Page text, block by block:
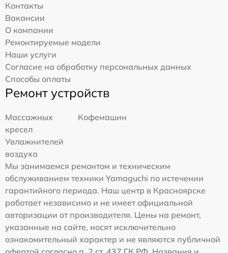
Контакты
Вакансии
О компании
Ремонтируемые модели
Наши услуги
Согласие на обработку персональных данных
Способы оплаты
Ремонт устройств
Массажных
кресел
Кофемашин
Увлажнителей
воздуха
Мы занимаемся ремонтом и техническим
обслуживанием техники Yamaguchi по истечении
гарантийного периода. Наш центр в Красноярске
работает независимо и не имеет официальной
авторизации от производителя. Цены на ремонт,
указанные на сайте, носят исключительно
ознакомительный характер и не являются публичной